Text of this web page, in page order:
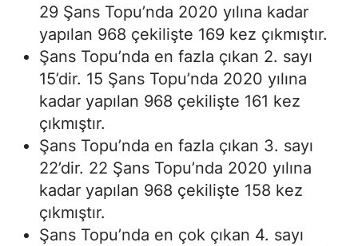
29 Şans Topu’nda 2020 yılına kadar
yapılan 968 çekilişte 169 kez çıkmıştır.
Şans Topu’nda en fazla çıkan 2. sayı
15’dir. 15 Şans Topu’nda 2020 yılına
kadar yapılan 968 çekilişte 161 kez
çıkmıştır.
Şans Topu’nda en fazla çıkan 3. sayı
22’dir. 22 Şans Topu’nda 2020 yılına
kadar yapılan 968 çekilişte 158 kez
çıkmıştır.
Şans Topu’nda en çok çıkan 4. sayı